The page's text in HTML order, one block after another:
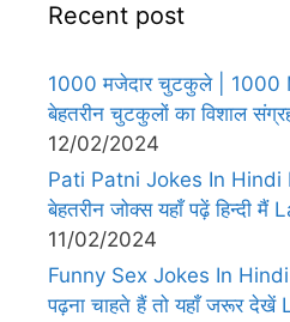
Recent post
1000 मजेदार चुटकुले | 1000
बेहतरीन चुटकुलों का विशाल
12/02/2024
Pati Patni Jokes In Hindi
बेहतरीन जोक्स यहाँ पढ़ें हिन्दी
11/02/2024
Funny Sex Jokes In Hindi
पढ़ना चाहते हैं तो यहाँ जरूर